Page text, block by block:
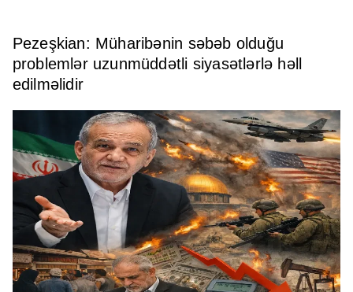
Pezeşkian: Müharibənin səbəb olduğu
problemlər uzunmüddətli siyasətlərlə həll
edilməlidir